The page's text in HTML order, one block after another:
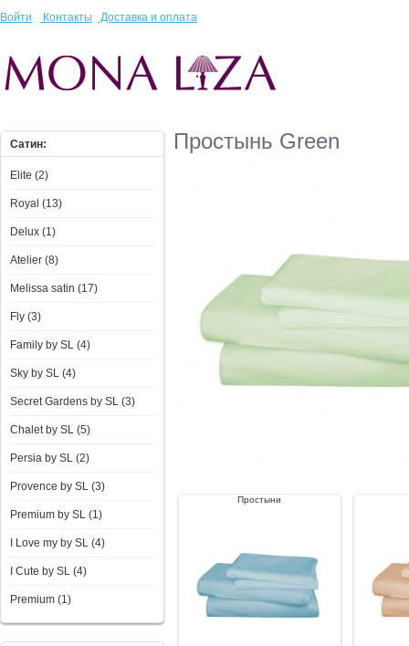
Войти Контакты Доставка и оплата
Сатин:
Elite (2)
Royal (13)
Delux (1)
Atelier (8)
Melissa satin (17)
Fly (3)
Family by SL (4)
Sky by SL (4)
Secret Gardens by SL (3)
Chalet by SL (5)
Persia by SL (2)
Provence by SL (3)
Premium by SL (1)
I Love my by SL (4)
I Сute by SL (4)
Premium (1)
Простынь Green
Простыни